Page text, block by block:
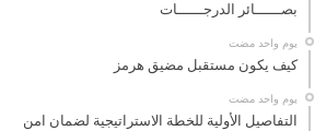
بصــــــائر الدرجــــــات
‏يوم واحد مضت
كيف يكون مستقبل مضيق هرمز
‏يوم واحد مضت
التفاصيل الأولية للخطة الاستراتيجية لضمان امن